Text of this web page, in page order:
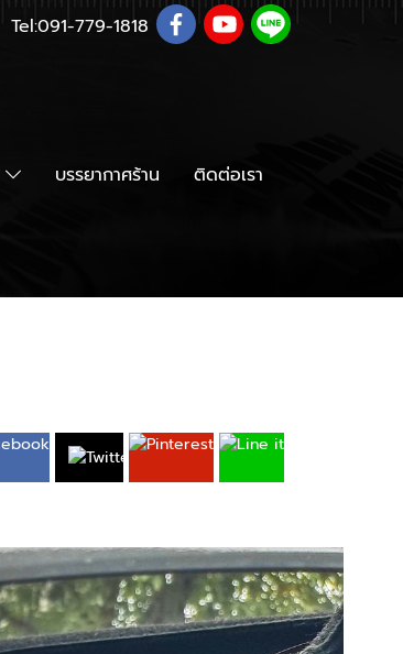
Tel:091-779-1818
บรรยากาศร้าน ติดต่อเรา